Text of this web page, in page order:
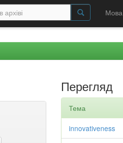
Мова
Перегляд
Тема
innovativeness